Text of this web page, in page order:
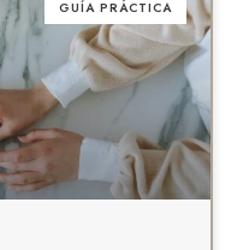
GUÍA PRÁCTICA